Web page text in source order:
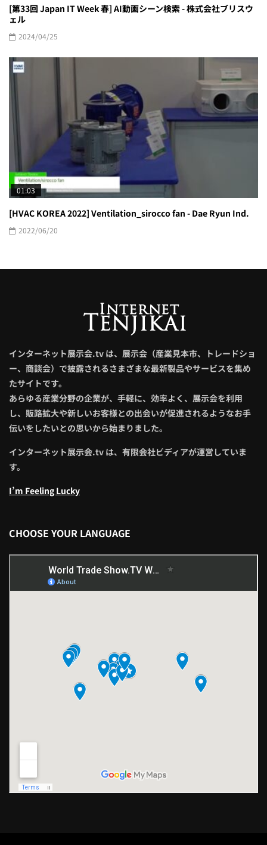
[第33回 Japan IT Week 春] AI動画シーン検索 - 株式会社ブリスウ
ェル
2024/04/25
01:03
[HVAC KOREA 2022] Ventilation_sirocco fan - Dae Ryun Ind.
2022/06/20
インターネット展示会.tv は、展示会（産業見本市、トレードショ
ー、商談会）で披露されるさまざまな最新製品やサービスを集め
たサイトです。
あらゆる産業分野の企業が、手軽に、効率よく、展示会を利用
し、販路拡大や新しいお客様との出会いが促進されるようなお手
伝いをしたいとの思いから始まりました。
インターネット展示会.tv は、有限会社ビディアが運営していま
す。
I’m Feeling Lucky
CHOOSE YOUR LANGUAGE